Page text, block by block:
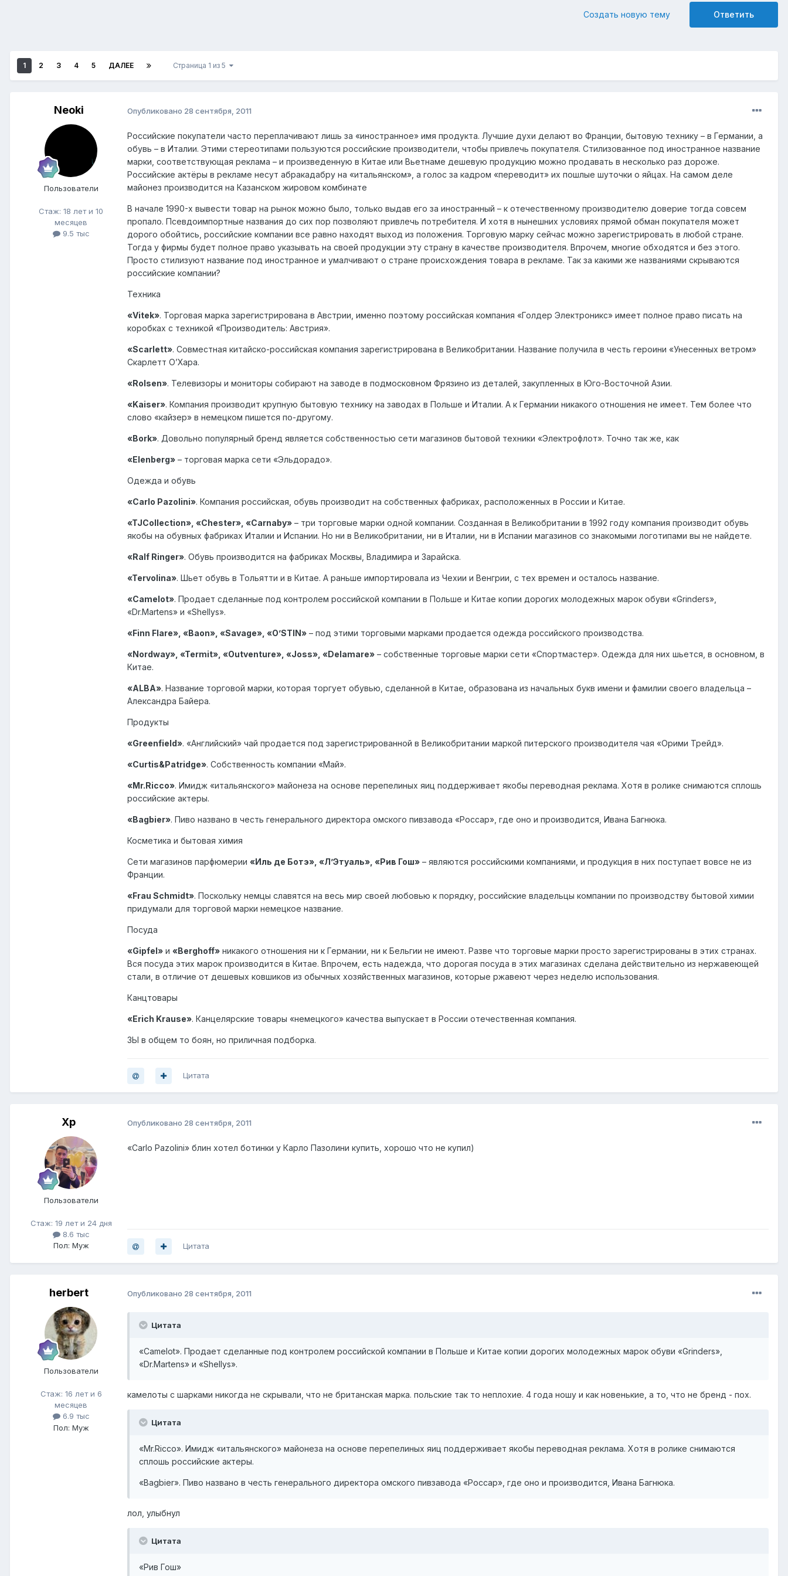
Ответить
Создать новую тему
1 2 3 4 5 ДАЛЕЕ Страница 1 из 5
Neoki
Пользователи
Стаж: 18 лет и 10
месяцев
9.5 тыс
Опубликовано 28 сентября, 2011
Российские покупатели часто переплачивают лишь за «иностранное» имя продукта. Лучшие духи делают во Франции, бытовую технику – в Германии, а
обувь – в Италии. Этими стереотипами пользуются российские производители, чтобы привлечь покупателя. Стилизованное под иностранное название
марки, соответствующая реклама – и произведенную в Китае или Вьетнаме дешевую продукцию можно продавать в несколько раз дороже.
Российские актёры в рекламе несут абракадабру на «итальянском», а голос за кадром «переводит» их пошлые шуточки о яйцах. На самом деле
майонез производится на Казанском жировом комбинате
В начале 1990-х вывести товар на рынок можно было, только выдав его за иностранный – к отечественному производителю доверие тогда совсем
пропало. Псевдоимпортные названия до сих пор позволяют привлечь потребителя. И хотя в нынешних условиях прямой обман покупателя может
дорого обойтись, российские компании все равно находят выход из положения. Торговую марку сейчас можно зарегистрировать в любой стране.
Тогда у фирмы будет полное право указывать на своей продукции эту страну в качестве производителя. Впрочем, многие обходятся и без этого.
Просто стилизуют название под иностранное и умалчивают о стране происхождения товара в рекламе. Так за какими же названиями скрываются
российские компании?
Техника
«Vitek». Торговая марка зарегистрирована в Австрии, именно поэтому российская компания «Голдер Электроникс» имеет полное право писать на
коробках с техникой «Производитель: Австрия».
«Scarlett». Совместная китайско-российская компания зарегистрирована в Великобритании. Название получила в честь героини «Унесенных ветром»
Скарлетт О’Хара.
«Rolsen». Телевизоры и мониторы собирают на заводе в подмосковном Фрязино из деталей, закупленных в Юго-Восточной Азии.
«Kaiser». Компания производит крупную бытовую технику на заводах в Польше и Италии. А к Германии никакого отношения не имеет. Тем более что
слово «кайзер» в немецком пишется по-другому.
«Bork». Довольно популярный бренд является собственностью сети магазинов бытовой техники «Электрофлот». Точно так же, как
«Elenberg» – торговая марка сети «Эльдорадо».
Одежда и обувь
«Carlo Pazolini». Компания российская, обувь производит на собственных фабриках, расположенных в России и Китае.
«TJCollection», «Chester», «Carnaby» – три торговые марки одной компании. Созданная в Великобритании в 1992 году компания производит обувь
якобы на обувных фабриках Италии и Испании. Но ни в Великобритании, ни в Италии, ни в Испании магазинов со знакомыми логотипами вы не найдете.
«Ralf Ringer». Обувь производится на фабриках Москвы, Владимира и Зарайска.
«Tervolina». Шьет обувь в Тольятти и в Китае. А раньше импортировала из Чехии и Венгрии, с тех времен и осталось название.
«Camelot». Продает сделанные под контролем российской компании в Польше и Китае копии дорогих молодежных марок обуви «Grinders»,
«Dr.Martens» и «Shellys».
«Finn Flare», «Baon», «Savage», «O’STIN» – под этими торговыми марками продается одежда российского производства.
«Nordway», «Termit», «Outventure», «Joss», «Delamare» – собственные торговые марки сети «Спортмастер». Одежда для них шьется, в основном, в
Китае.
«ALBA». Название торговой марки, которая торгует обувью, сделанной в Китае, образована из начальных букв имени и фамилии своего владельца –
Александра Байера.
Продукты
«Greenfield». «Английский» чай продается под зарегистрированной в Великобритании маркой питерского производителя чая «Орими Трейд».
«Curtis&Patridge». Собственность компании «Май».
«Mr.Ricco». Имидж «итальянского» майонеза на основе перепелиных яиц поддерживает якобы переводная реклама. Хотя в ролике снимаются сплошь
российские актеры.
«Bagbier». Пиво названо в честь генерального директора омского пивзавода «Россар», где оно и производится, Ивана Багнюка.
Косметика и бытовая химия
Сети магазинов парфюмерии «Иль де Ботэ», «Л’Этуаль», «Рив Гош» – являются российскими компаниями, и продукция в них поступает вовсе не из
Франции.
«Frau Schmidt». Поскольку немцы славятся на весь мир своей любовью к порядку, российские владельцы компании по производству бытовой химии
придумали для торговой марки немецкое название.
Посуда
«Gipfel» и «Berghoff» никакого отношения ни к Германии, ни к Бельгии не имеют. Разве что торговые марки просто зарегистрированы в этих странах.
Вся посуда этих марок производится в Китае. Впрочем, есть надежда, что дорогая посуда в этих магазинах сделана действительно из нержавеющей
стали, в отличие от дешевых ковшиков из обычных хозяйственных магазинов, которые ржавеют через неделю использования.
Канцтовары
«Erich Krause». Канцелярские товары «немецкого» качества выпускает в России отечественная компания.
ЗЫ в общем то боян, но приличная подборка.
Цитата
Хр
Пользователи
Стаж: 19 лет и 24 дня
8.6 тыс
Пол: Муж
Опубликовано 28 сентября, 2011
«Carlo Pazolini» блин хотел ботинки у Карло Пазолини купить, хорошо что не купил)
Цитата
herbert
Пользователи
Стаж: 16 лет и 6
месяцев
6.9 тыс
Пол: Муж
Опубликовано 28 сентября, 2011
Цитата
«Camelot». Продает сделанные под контролем российской компании в Польше и Китае копии дорогих молодежных марок обуви «Grinders»,
«Dr.Martens» и «Shellys».
камелоты с шарками никогда не скрывали, что не британская марка. польские так то неплохие. 4 года ношу и как новенькие, а то, что не бренд - пох.
Цитата
«Mr.Ricco». Имидж «итальянского» майонеза на основе перепелиных яиц поддерживает якобы переводная реклама. Хотя в ролике снимаются
сплошь российские актеры.
«Bagbier». Пиво названо в честь генерального директора омского пивзавода «Россар», где оно и производится, Ивана Багнюка.
лол, улыбнул
Цитата
«Рив Гош»